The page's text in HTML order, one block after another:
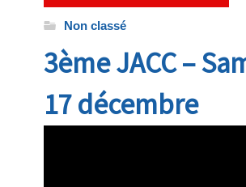
Non classé
3ème JACC –
17 décembre